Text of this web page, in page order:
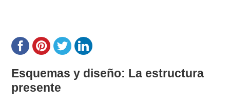
Esquemas y diseño: La estructura
presente